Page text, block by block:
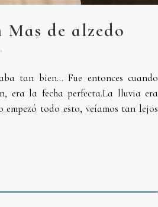
de alzedo
tan bien… Fue entonces cuando
era la fecha perfecta.La lluvia era
empezó todo esto, veíamos tan lejos